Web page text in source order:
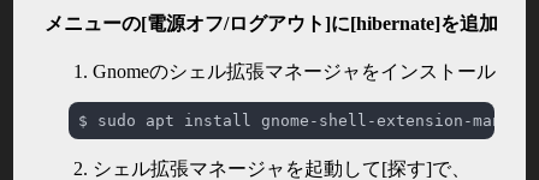
メニューの[電源オフ/ログアウト]に[hibernate]を追加
Gnomeのシェル拡張マネージャをインストール
シェル拡張マネージャを起動して[探す]で、